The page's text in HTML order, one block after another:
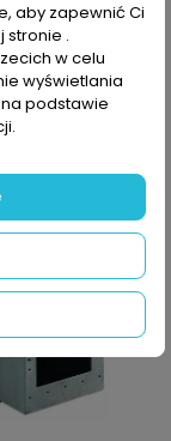
Do Atrakcji
- Okrągła -
mm
zł
aby zapewnić Ci
stronie .
w celu
wyświetlania
podstawie